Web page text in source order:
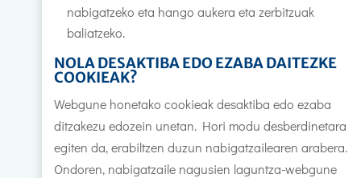
nabigatzeko eta hango aukera eta zerbitzuak
baliatzeko.
NOLA DESAKTIBA EDO EZABA DAITEZKE
COOKIEAK?
Webgune honetako cookieak desaktiba edo ezaba
ditzakezu edozein unetan. Hori modu desberdinetara
egiten da, erabiltzen duzun nabigatzailearen arabera.
Ondoren, nabigatzaile nagusien laguntza-webgune